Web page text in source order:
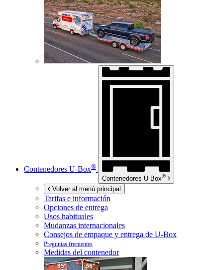
Contenedores U-Box®
Contenedores U-Box®
Volver al menú principal
Tarifas e información
Opciones de entrega
Usos habituales
Mudanzas internacionales
Consejos de empaque y entrega de U-Box
Preguntas frecuentes
Medidas del contenedor